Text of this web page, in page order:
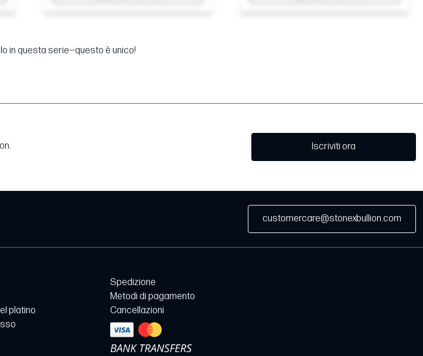
in questa serie—questo è unico!
Iscriviti ora
customercare@stonexbullion.com
platino
Spedizione
Metodi di pagamento
Cancellazioni